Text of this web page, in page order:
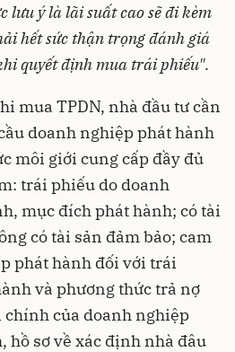
lưu ý là lãi suất cao sẽ đi kèm
hết sức thận trọng đánh giá
quyết định mua trái phiếu".
mua TPDN, nhà đầu tư cần
doanh nghiệp phát hành
môi giới cung cấp đầy đủ
trái phiếu do doanh
mục đích phát hành; có tài
có tài sản đảm bảo; cam
phát hành đối với trái
và phương thức trả nợ
của doanh nghiệp
sơ về xác định nhà đâu